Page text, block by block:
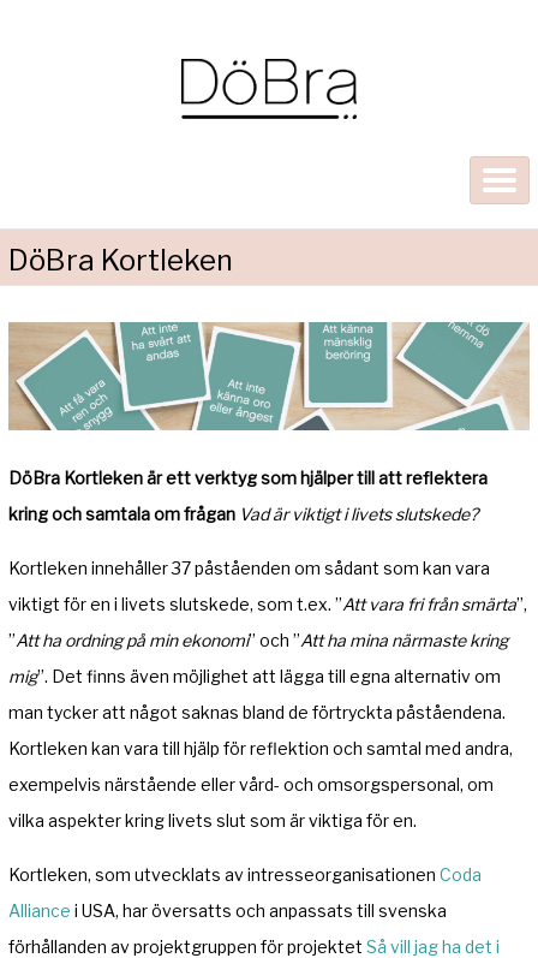
DöBra Kortleken
DöBra Kortleken är ett verktyg som hjälper till att reflektera
kring och samtala om frågan Vad är viktigt i livets slutskede?
Kortleken innehåller 37 påståenden om sådant som kan vara
viktigt för en i livets slutskede, som t.ex. ”Att vara fri från smärta”,
”Att ha ordning på min ekonomi” och ”Att ha mina närmaste kring
mig”. Det finns även möjlighet att lägga till egna alternativ om
man tycker att något saknas bland de förtryckta påståendena.
Kortleken kan vara till hjälp för reflektion och samtal med andra,
exempelvis närstående eller vård- och omsorgspersonal, om
vilka aspekter kring livets slut som är viktiga för en.
Kortleken, som utvecklats av intresseorganisationen Coda
Alliance i USA, har översatts och anpassats till svenska
förhållanden av projektgruppen för projektet Så vill jag ha det i